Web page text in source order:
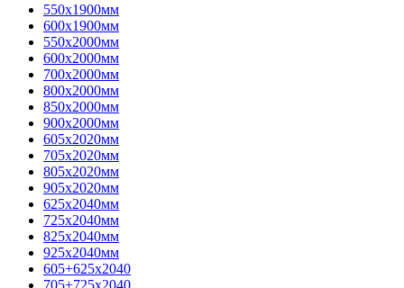
550х1900мм
600х1900мм
550х2000мм
600х2000мм
700х2000мм
800х2000мм
850х2000мм
900х2000мм
605х2020мм
705х2020мм
805х2020мм
905х2020мм
625х2040мм
725х2040мм
825х2040мм
925х2040мм
605+625х2040
705+725х2040